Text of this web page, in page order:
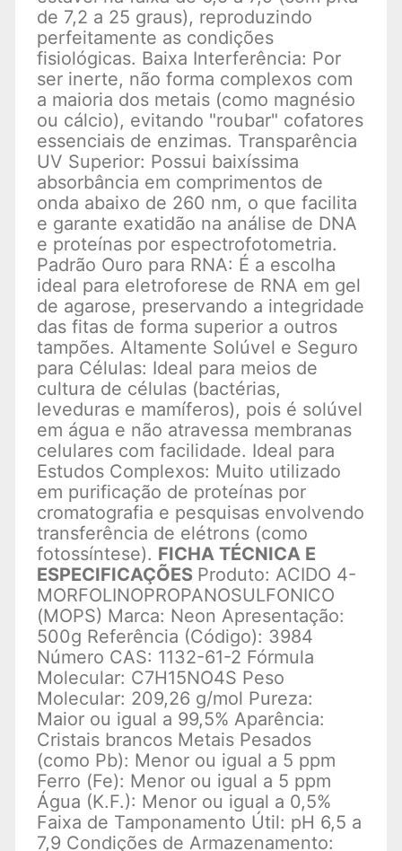
de 7,2 a 25 graus), reproduzindo
perfeitamente as condições
fisiológicas. Baixa Interferência: Por
ser inerte, não forma complexos com
a maioria dos metais (como magnésio
ou cálcio), evitando "roubar" cofatores
essenciais de enzimas. Transparência
UV Superior: Possui baixíssima
absorbância em comprimentos de
onda abaixo de 260 nm, o que facilita
e garante exatidão na análise de DNA
e proteínas por espectrofotometria.
Padrão Ouro para RNA: É a escolha
ideal para eletroforese de RNA em gel
de agarose, preservando a integridade
das fitas de forma superior a outros
tampões. Altamente Solúvel e Seguro
para Células: Ideal para meios de
cultura de células (bactérias,
leveduras e mamíferos), pois é solúvel
em água e não atravessa membranas
celulares com facilidade. Ideal para
Estudos Complexos: Muito utilizado
em purificação de proteínas por
cromatografia e pesquisas envolvendo
transferência de elétrons (como
fotossíntese). FICHA TÉCNICA E
ESPECIFICAÇÕES Produto: ACIDO 4-
MORFOLINOPROPANOSULFONICO
(MOPS) Marca: Neon Apresentação:
500g Referência (Código): 3984
Número CAS: 1132-61-2 Fórmula
Molecular: C7H15NO4S Peso
Molecular: 209,26 g/mol Pureza:
Maior ou igual a 99,5% Aparência:
Cristais brancos Metais Pesados
(como Pb): Menor ou igual a 5 ppm
Ferro (Fe): Menor ou igual a 5 ppm
Água (K.F.): Menor ou igual a 0,5%
Faixa de Tamponamento Útil: pH 6,5 a
7,9 Condições de Armazenamento: